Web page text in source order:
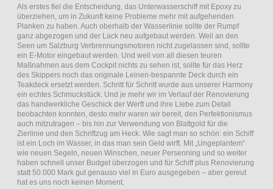
Als erstes fiel die Entscheidung, das Unterwasserschiff mit Epoxy zu
überziehen, um in Zukunft keine Probleme mehr mit aufgehenden
Planken zu haben. Auch oberhalb der Wasserlinie sollte der Rumpf
ganz abgezogen und der Lack neu aufgebaut werden. Weil an den
Seen um Salzburg Verbrennungsmotoren nicht zugelassen sind, sollte
ein E-Motor eingebaut werden. Und weil von all diesen teuren
Maßnahmen aus dem Cockpit nichts zu sehen ist, sollte für das Herz
des Skippers noch das originale Leinen-bespannte Deck durch ein
Teakdeck ersetzt werden. Schritt für Schritt wurde aus unserer Harmony
ein echtes Schmuckstück. Und je mehr wir im Verlauf der Renovierung
das handwerkliche Geschick der Werft und ihre Liebe zum Detail
beobachten konnten, desto mehr waren wir bereit, den Perfektionismus
auch mitzutragen – bis hin zur Verwendung von Blattgold für die
Zierlinie und den Schriftzug am Heck. Wie sagt man so schön: ein Schiff
ist ein Loch im Wasser, in das man sein Geld wirft. Mit „Ungeplantem“
wie neuen Segeln, neuen Winschen, neuer Persenning und so weiter
haben schnell unser Budget überzogen und für Schiff plus Renovierung
statt 50.000 Mark gut genauso viel in Euro ausgegeben – aber gereut
hat es uns noch keinen Moment.